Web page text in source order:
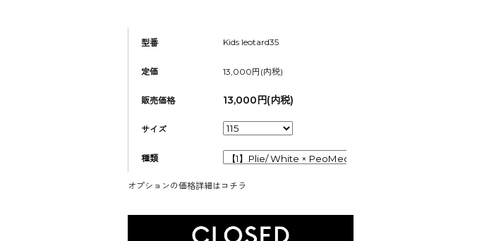
型番 Kids leotard35
定価 13,000円(内税)
販売価格 13,000円(内税)
サイズ
種類
オプションの価格詳細はコチラ